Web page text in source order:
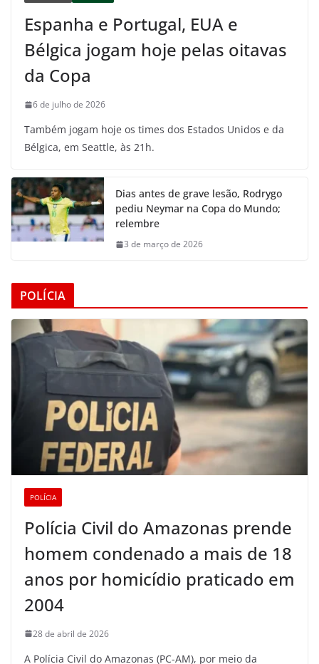
Espanha e Portugal, EUA e
Bélgica jogam hoje pelas oitavas
da Copa
6 de julho de 2026
Também jogam hoje os times dos Estados Unidos e da
Bélgica, em Seattle, às 21h.
Dias antes de grave lesão, Rodrygo
pediu Neymar na Copa do Mundo;
relembre
3 de março de 2026
POLÍCIA
POLÍCIA
Polícia Civil do Amazonas prende
homem condenado a mais de 18
anos por homicídio praticado em
2004
28 de abril de 2026
A Polícia Civil do Amazonas (PC-AM), por meio da